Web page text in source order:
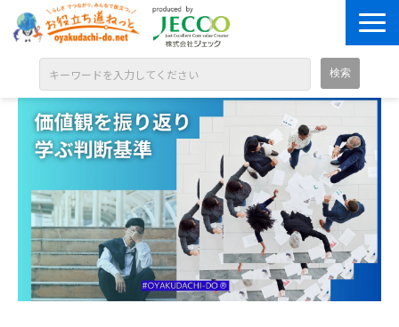
ABOUT
ジャンル別に探す
シリーズ別に探す
OPEN BADGE
GALLERY
お知らせ